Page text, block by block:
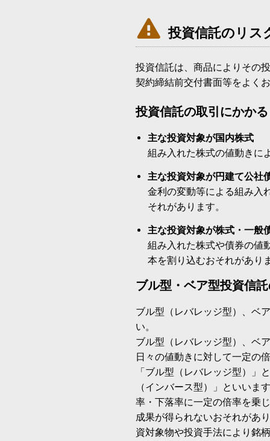
 投資信託のリス
投資信託は、商品によりその
契約締結前交付書面等をよく
投資信託の取引にかか
主な投資対象が国内株式
組み入れた株式の値動きに
主な投資対象が円建て公社
金利の変動等による組み入
それがあります。
主な投資対象が株式・一般
組み入れた株式や債券の値
本を割り込むおそれがあり
ブル型・ベア型投資信
ブル型（レバレッジ型）、ベ
い。
ブル型（レバレッジ型）、ベ
日々の値動きに対して一定の
「ブル型（レバレッジ型）」
（インバース型）」といいま
率・下落率に一定の倍率を乗
成果が得られないおそれがあ
資対象物や投資手法により銘